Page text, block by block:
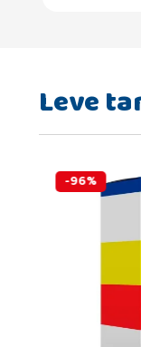
Leve
-96%